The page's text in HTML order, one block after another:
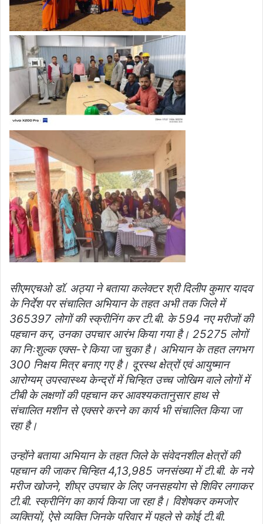
सीएमएचओ डॉ. अठ्या ने बताया कलेक्टर श्री दिलीप कुमार यादव
के निर्देश पर संचालित अभियान के तहत अभी तक जिले में
365397 लोगों की स्क्रीनिंग कर टी.बी. के 594 नए मरीजों की
पहचान कर, उनका उपचार आरंभ किया गया है। 25275 लोगों
का निःशुल्क एक्स-रे किया जा चुका है। अभियान के तहत लगभग
300 निक्षय मित्र बनाए गए है। दूरस्थ क्षेत्रों एवं आयुष्मान
आरोग्यम् उपस्वास्थ्य केन्द्रों में चिन्हित उच्च जोखिम वाले लोगों में
टीबी के लक्षणों की पहचान कर आवश्यकतानुसार हाथ से
संचालित मशीन से एक्सरे करने का कार्य भी संचालित किया जा
रहा है।
उन्होंने बताया अभियान के तहत जिले के संवेदनशील क्षेत्रों की
पहचान की जाकर चिन्हित 4,13,985 जनसंख्या में टी.बी. के नये
मरीज खोजने, शीघ्र उपचार के लिए जनसहयोग से शिविर लगाकर
टी.बी. स्क्रीनिंग का कार्य किया जा रहा है। विशेषकर कमजोर
व्यक्तियों, ऐसे व्यक्ति जिनके परिवार में पहले से कोई टी.बी.